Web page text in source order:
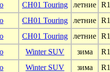
CH01 Touring летние
CH01 Touring летние
CH01 Touring летние
Winter SUV зима
Winter SUV зима